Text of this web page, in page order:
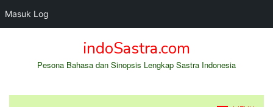
Masuk Log
indoSastra.com
Pesona Bahasa dan Sinopsis Lengkap Sastra Indonesia